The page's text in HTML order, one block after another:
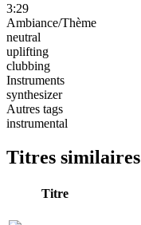
3:29
Ambiance/Thème
neutral
uplifting
clubbing
Instruments
synthesizer
Autres tags
instrumental
Titres similaires
Titre